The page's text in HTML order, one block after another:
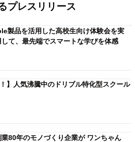
プレスリリース
製品を活用した高校生向け体験会を実
て、最先端でスマートな学びを体感
】人気沸騰中のドリブル特化型スクール
業80年のモノづくり企業が ワンちゃん